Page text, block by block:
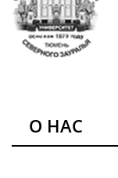
О НАС